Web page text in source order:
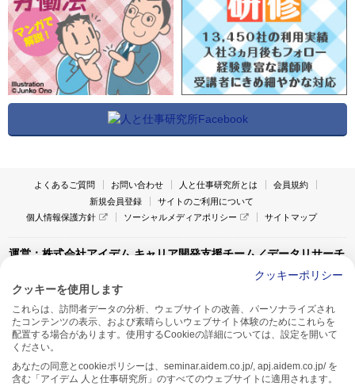
よくあるご質問 お問い合わせ 人と仕事研究所とは
会員規約
新規会員登録
サイトのご利用について
個人情報保護方針
ソーシャルメディアポリシー サイトマップ
運営：株式会社アイデム キャリア開発支援チーム／データリサーチ
〒160-0022 東京都新宿区新宿1-4-10
アイデム本社ビル TEL:03-5269-6020
〒550-0005 大阪府大阪市西区西本町1-13-43
アイデム西本町ビル7F TEL:06-7662-2800
クッキーポリシー
クッキーを使用します
これらは、訪問者データの分析、ウェブサイトの改善、パーソナライズされ
たコンテンツの表示、および素晴らしいウェブサイト体験のためにこれらを
配置する場合があります。使用するCookieの詳細については、設定を開いて
ください。
あなたの同意とcookieポリシーは、seminar.aidem.co.jp/, apj.aidem.co.jp/ を
含む「アイデム 人と仕事研究所」のすべてのウェブサイトに適用されます。